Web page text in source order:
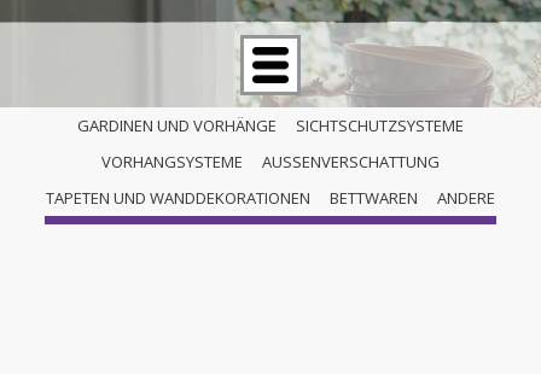
GARDINEN UND VORHÄNGE
SICHTSCHUTZSYSTEME
VORHANGSYSTEME
AUSSENVERSCHATTUNG
TAPETEN UND WANDDEKORATIONEN
BETTWAREN ANDERE
VORHANGSCHIENEN